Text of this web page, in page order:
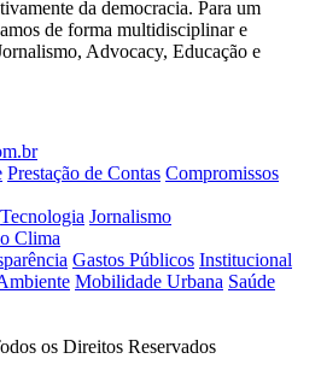
da democracia. Para um
de forma multidisciplinar e
Advocacy, Educação e
Prestação de Contas Compromissos
Tecnologia Jornalismo
Clima
Gastos Públicos Institucional
Mobilidade Urbana Saúde
os Direitos Reservados